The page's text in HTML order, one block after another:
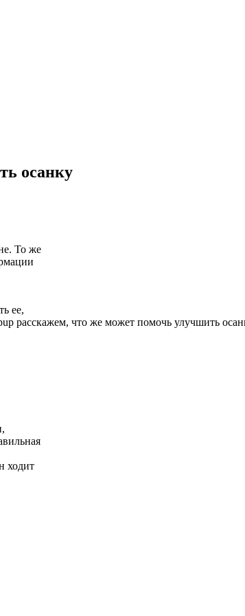
осанку
То же
ее,
расскажем, что же может помочь улучшить
ходит